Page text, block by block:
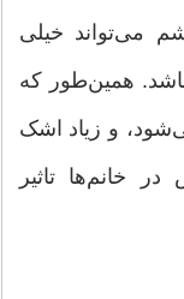
می‌تواند خیلی
همین‌طور که
و زیاد اشک
خانم‌ها تاثیر